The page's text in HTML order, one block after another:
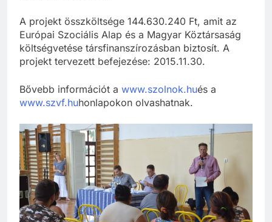
A projekt összköltsége 144.630.240 Ft, amit az
Európai Szociális Alap és a Magyar Köztársaság
költségvetése társfinanszírozásban biztosít. A
projekt tervezett befejezése: 2015.11.30.
Bővebb információt a www.szolnok.hués a
www.szvf.huhonlapokon olvashatnak.